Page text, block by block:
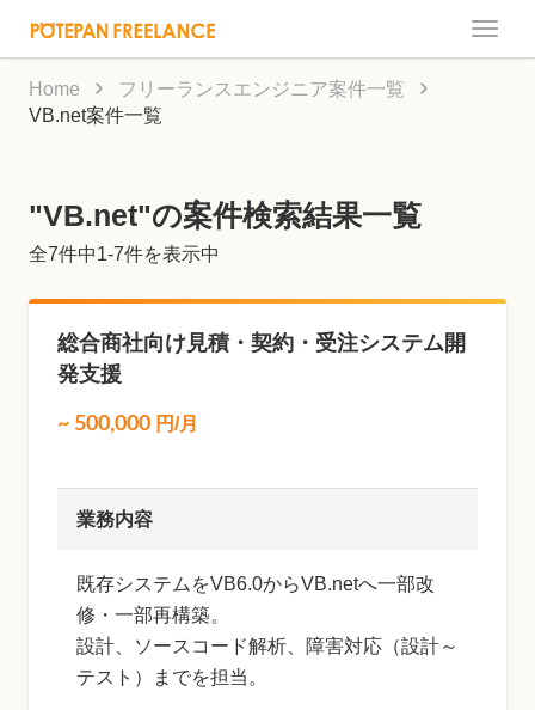
Toggle
Home
フリーランスエンジニア案件一覧
VB.net案件一覧
"VB.net"の案件検索結果一覧
全7件中1-7件を表示中
総合商社向け見積・契約・受注システム開
発支援
~ 500,000 円/月
業務内容
既存システムをVB6.0からVB.netへ一部改
修・一部再構築。
設計、ソースコード解析、障害対応（設計～
テスト）までを担当。